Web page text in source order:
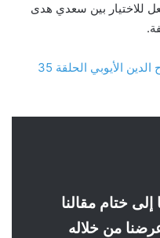
للاختيار بين سعدي هدى
ماي سيما مسلسل صلاح الدين الأيوبي الحلقة 35
ختام مقالنا
من خلاله